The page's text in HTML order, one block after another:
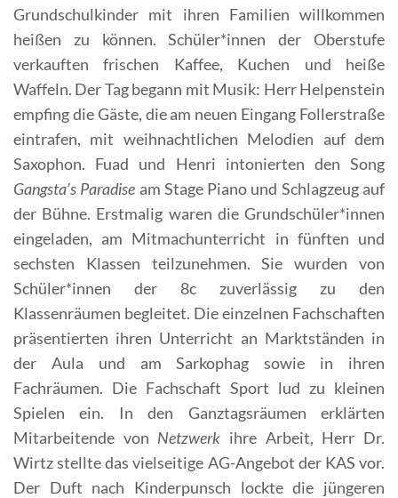
Grundschulkinder mit ihren Familien willkommen
heißen zu können. Schüler*innen der Oberstufe
verkauften frischen Kaffee, Kuchen und heiße
Waffeln. Der Tag begann mit Musik: Herr Helpenstein
empfing die Gäste, die am neuen Eingang Follerstraße
eintrafen, mit weihnachtlichen Melodien auf dem
Saxophon. Fuad und Henri intonierten den Song
Gangsta’s Paradise am Stage Piano und Schlagzeug auf
der Bühne. Erstmalig waren die Grundschüler*innen
eingeladen, am Mitmachunterricht in fünften und
sechsten Klassen teilzunehmen. Sie wurden von
Schüler*innen der 8c zuverlässig zu den
Klassenräumen begleitet. Die einzelnen Fachschaften
präsentierten ihren Unterricht an Marktständen in
der Aula und am Sarkophag sowie in ihren
Fachräumen. Die Fachschaft Sport lud zu kleinen
Spielen ein. In den Ganztagsräumen erklärten
Mitarbeitende von Netzwerk ihre Arbeit, Herr Dr.
Wirtz stellte das vielseitige AG-Angebot der KAS vor.
Der Duft nach Kinderpunsch lockte die jüngeren